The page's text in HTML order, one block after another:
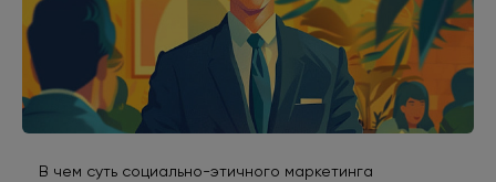
В чем суть социально-этичного маркетинга